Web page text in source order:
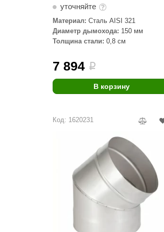
уточняйте
Материал: Сталь AISI 321
Диаметр дымохода: 150 мм
Толщина стали: 0,8 см
7 894 i
В корзину
Код: 1620231